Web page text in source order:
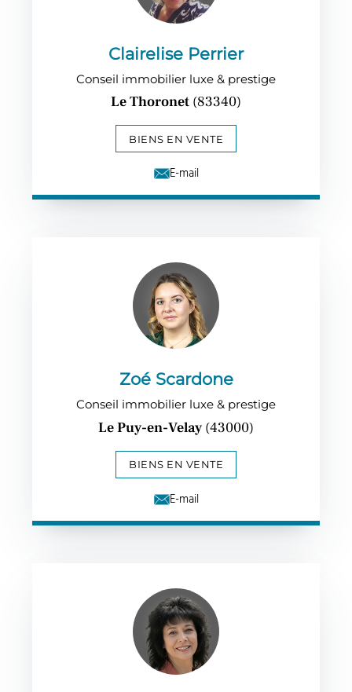
Clairelise Perrier
Conseil immobilier luxe & prestige
Le Thoronet (83340)
BIENS EN VENTE
E-mail
Zoé Scardone
Conseil immobilier luxe & prestige
Le Puy-en-Velay (43000)
BIENS EN VENTE
E-mail